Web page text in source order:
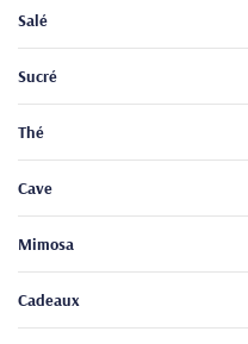
Salé
Sucré
Thé
Cave
Mimosa
Cadeaux